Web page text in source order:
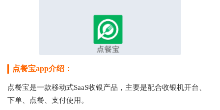
点餐宝app介绍：
点餐宝是一款移动式SaaS收银产品，主要是配合收银机开台、
下单、点餐、支付使用。